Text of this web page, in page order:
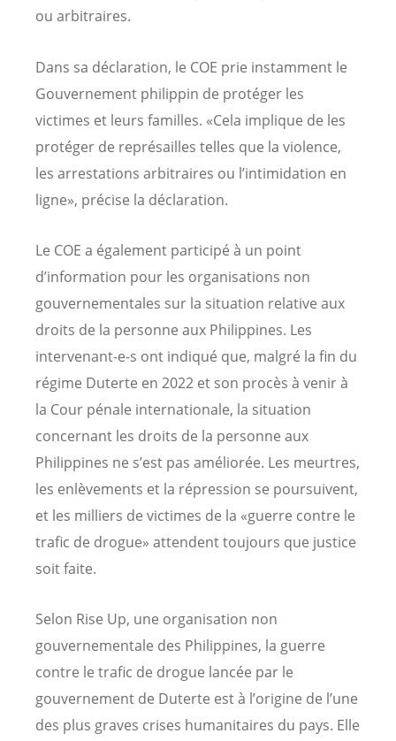
ou arbitraires.
Dans sa déclaration, le COE prie instamment le
Gouvernement philippin de protéger les
victimes et leurs familles. «Cela implique de les
protéger de représailles telles que la violence,
les arrestations arbitraires ou l’intimidation en
ligne», précise la déclaration.
Le COE a également participé à un point
d’information pour les organisations non
gouvernementales sur la situation relative aux
droits de la personne aux Philippines. Les
intervenant-e-s ont indiqué que, malgré la fin du
régime Duterte en 2022 et son procès à venir à
la Cour pénale internationale, la situation
concernant les droits de la personne aux
Philippines ne s’est pas améliorée. Les meurtres,
les enlèvements et la répression se poursuivent,
et les milliers de victimes de la «guerre contre le
trafic de drogue» attendent toujours que justice
soit faite.
Selon Rise Up, une organisation non
gouvernementale des Philippines, la guerre
contre le trafic de drogue lancée par le
gouvernement de Duterte est à l’origine de l’une
des plus graves crises humanitaires du pays. Elle